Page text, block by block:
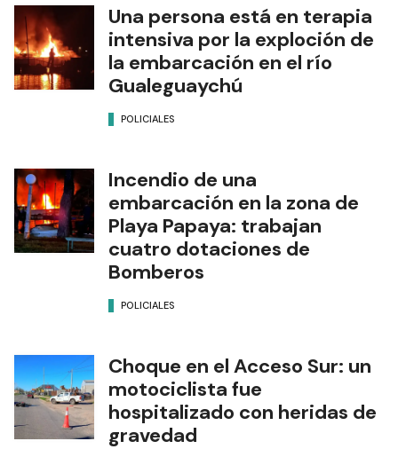
Una persona está en terapia
intensiva por la exploción de
la embarcación en el río
Gualeguaychú
POLICIALES
Incendio de una
embarcación en la zona de
Playa Papaya: trabajan
cuatro dotaciones de
Bomberos
POLICIALES
Choque en el Acceso Sur: un
motociclista fue
hospitalizado con heridas de
gravedad